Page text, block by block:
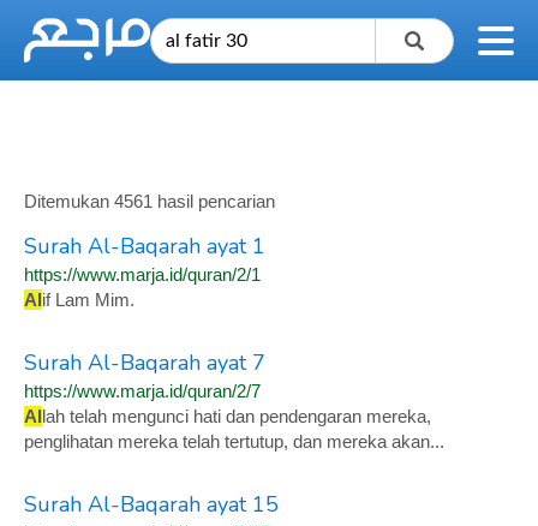
Ditemukan 4561 hasil pencarian
Surah Al-Baqarah ayat 1
https://www.marja.id/quran/2/1
Alif Lam Mim.
Surah Al-Baqarah ayat 7
https://www.marja.id/quran/2/7
Allah telah mengunci hati dan pendengaran mereka,
penglihatan mereka telah tertutup, dan mereka akan...
Surah Al-Baqarah ayat 15